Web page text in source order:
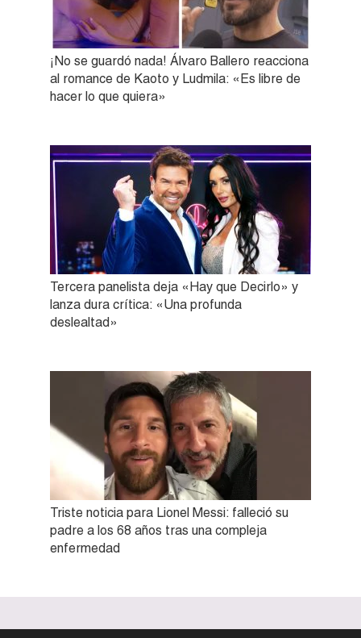
¡No se guardó nada! Álvaro Ballero reacciona
al romance de Kaoto y Ludmila: «Es libre de
hacer lo que quiera»
Tercera panelista deja «Hay que Decirlo» y
lanza dura crítica: «Una profunda
deslealtad»
Triste noticia para Lionel Messi: falleció su
padre a los 68 años tras una compleja
enfermedad